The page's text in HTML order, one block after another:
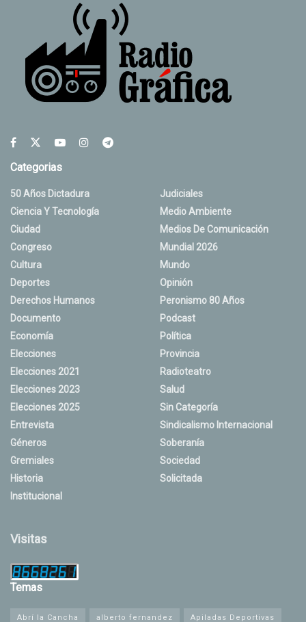
Categorias
50 Años Dictadura
Ciencia Y Tecnología
Ciudad
Congreso
Cultura
Deportes
Derechos Humanos
Documento
Economía
Elecciones
Elecciones 2021
Elecciones 2023
Elecciones 2025
Entrevista
Géneros
Gremiales
Historia
Institucional
Judiciales
Medio Ambiente
Medios De Comunicación
Mundial 2026
Mundo
Opinión
Peronismo 80 Años
Podcast
Política
Provincia
Radioteatro
Salud
Sin Categoría
Sindicalismo Internacional
Soberanía
Sociedad
Solicitada
Visitas
Temas
Abrí la Cancha alberto fernandez Apiladas Deportivas